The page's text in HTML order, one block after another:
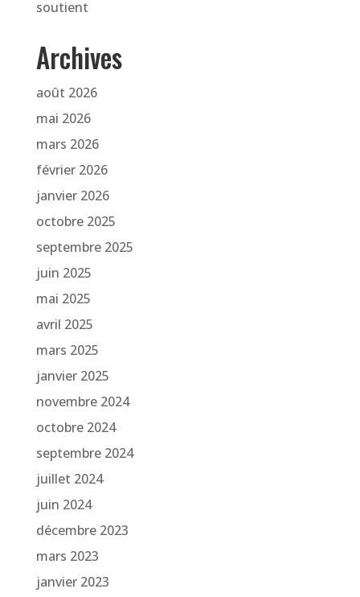
soutient
Archives
août 2026
mai 2026
mars 2026
février 2026
janvier 2026
octobre 2025
septembre 2025
juin 2025
mai 2025
avril 2025
mars 2025
janvier 2025
novembre 2024
octobre 2024
septembre 2024
juillet 2024
juin 2024
décembre 2023
mars 2023
janvier 2023